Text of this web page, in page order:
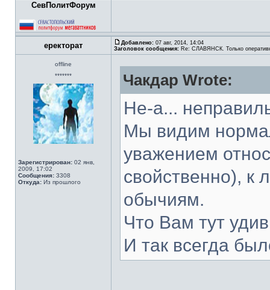
СевПолитФорум
еректорат Добавлено: 07 авг, 2014, 14:04
Заголовок сообщения: Re: СЛАВЯНСК. Только
offline
*******
Зарегистрирован: 02 янв,
2009, 17:02
Сообщения: 3308
Откуда: Из прошлого
Чакдар Wrote:
Не-а...
Мы видим
уважением
свойственно), к
обычиям.
Что Вам тут
И так всегда